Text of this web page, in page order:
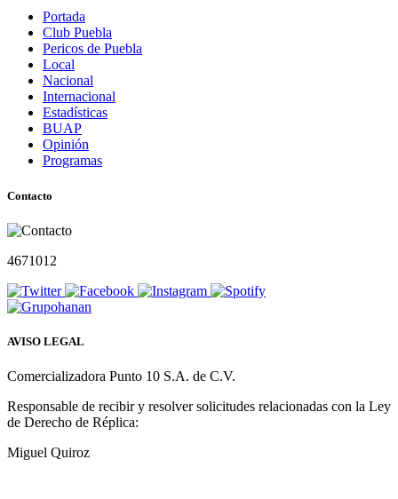
Portada
Club Puebla
Pericos de Puebla
Local
Nacional
Internacional
Estadísticas
BUAP
Opinión
Programas
Contacto
4671012
AVISO LEGAL
Comercializadora Punto 10 S.A. de C.V.
Responsable de recibir y resolver solicitudes relacionadas con la Ley
de Derecho de Réplica:
Miguel Quiroz